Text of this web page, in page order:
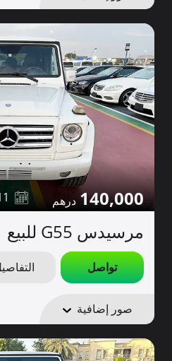
140,000
مرسيدس G55 للبيع
تواصل
صور إضافية